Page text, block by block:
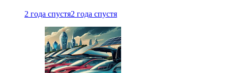
2 года спустя2 года спустя